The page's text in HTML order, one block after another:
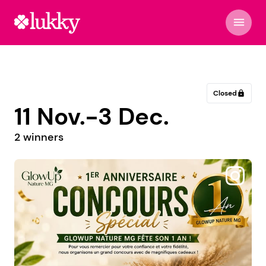
menu
Closed lock
11 Nov.-3 Dec.
2 winners
@storgi.gr